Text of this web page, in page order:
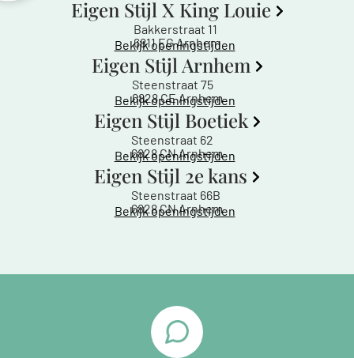
Eigen Stijl X King Louie
Bakkerstraat 11
6811 EG Arnhem
Bekijk openingstijden
Eigen Stijl Arnhem
Steenstraat 75
6828 CE Arnhem
Bekijk openingstijden
Eigen Stijl Boetiek
Steenstraat 62
6828 CN Arnhem
Bekijk openingstijden
Eigen Stijl 2e kans
Steenstraat 66B
6828 CN Arnhem
Bekijk openingstijden